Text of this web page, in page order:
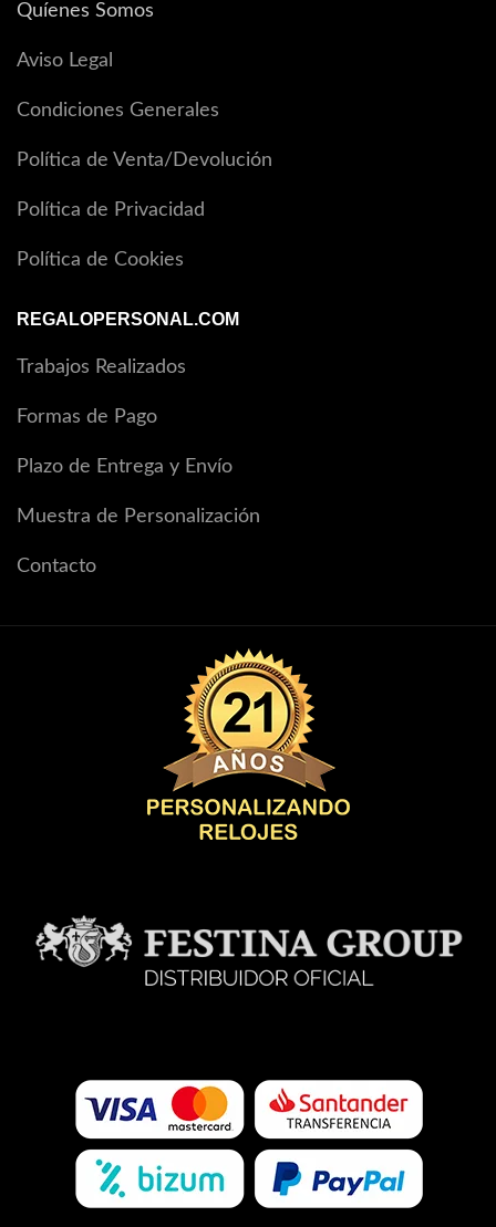
Quíenes Somos
Aviso Legal
Condiciones Generales
Política de Venta/Devolución
Política de Privacidad
Política de Cookies
REGALOPERSONAL.COM
Trabajos Realizados
Formas de Pago
Plazo de Entrega y Envío
Muestra de Personalización
Contacto